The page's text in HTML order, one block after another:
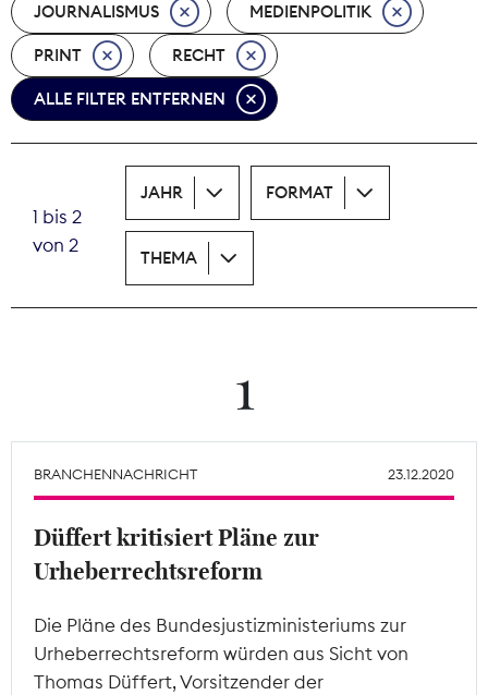
Nachwuchs
Nova Award
Wächterpreis
Mitgliederbereich
JOURNALISMUS MEDIENPOLITIK
PRINT RECHT
ALLE FILTER ENTFERNEN
1 bis 2
von 2
JAHR FORMAT
THEMA
1
BRANCHENNACHRICHT 23.12.2020
Düffert kritisiert Pläne zur
Urheberrechtsreform
Die Pläne des Bundesjustizministeriums zur
Urheberrechtsreform würden aus Sicht von
Thomas Düffert, Vorsitzender der